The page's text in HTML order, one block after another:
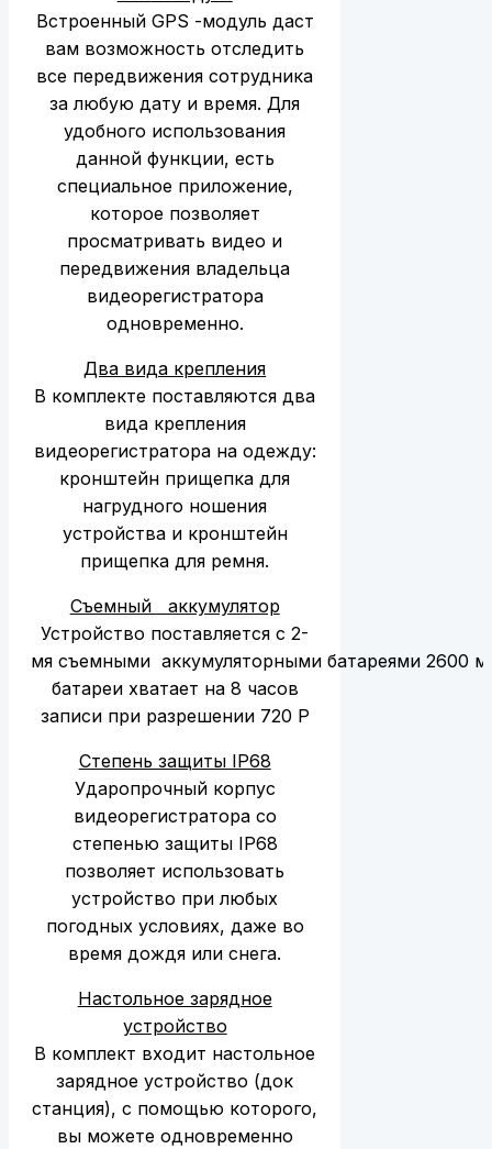
Встроенный GPS -модуль даст
вам возможность отследить
все передвижения сотрудника
за любую дату и время. Для
удобного использования
данной функции, есть
специальное приложение,
которое позволяет
просматривать видео и
передвижения владельца
видеорегистратора
одновременно.
Два вида крепления
В комплекте поставляются два
вида крепления
видеорегистратора на одежду:
кронштейн прищепка для
нагрудного ношения
устройства и кронштейн
прищепка для ремня.
Съемный аккумулятор
Устройство поставляется с 2-
мя съемными аккумуляторными батареями 2600
батареи хватает на 8 часов
записи при разрешении 720 Р
Степень защиты IP68
Ударопрочный корпус
видеорегистратора со
степенью защиты IP68
позволяет использовать
устройство при любых
погодных условиях, даже во
время дождя или снега.
Настольное зарядное
устройство
В комплект входит настольное
зарядное устройство (док
станция), с помощью которого,
вы можете одновременно